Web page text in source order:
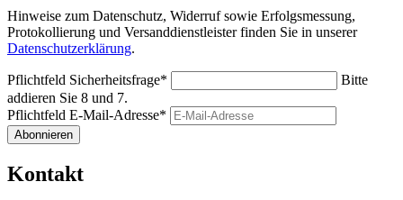
Hinweise zum Datenschutz, Widerruf sowie Erfolgsmessung,
Protokollierung und Versanddienstleister finden Sie in unserer
Datenschutzerklärung.
Pflichtfeld Sicherheitsfrage*
Bitte
addieren Sie 8 und 7.
Pflichtfeld E-Mail-Adresse*
Abonnieren
Kontakt